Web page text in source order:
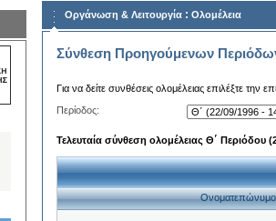
Οργάνωση & Λειτουργία : Ολομέλεια
Σύνθεση Προηγούμενων
Για να δείτε συνθέσεις ολομέλειας επιλέξτε την
Περίοδος:
Τελευταία σύνθεση ολομέλειας Θ΄ Περιόδου
Ονοματεπώνυμο